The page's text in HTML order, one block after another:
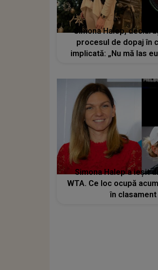
Simona Halep,
procesul de dopaj în
implicată: „Nu mă las
Simona Halep a ieșit
WTA. Ce loc ocupă
în clasament